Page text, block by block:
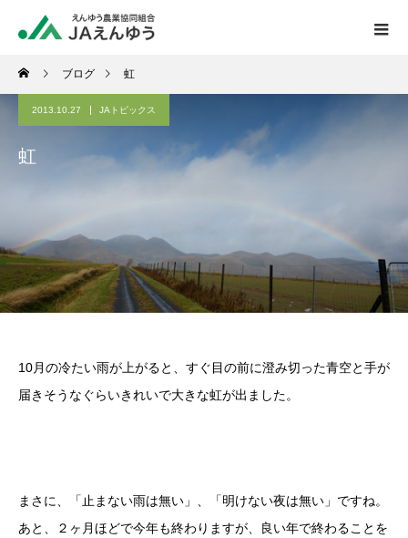
ブログ 虹
2013.10.27 JAトピックス
虹
10月の冷たい雨が上がると、すぐ目の前に澄み切った青空と手が
届きそうなぐらいきれいで大きな虹が出ました。
まさに、「止まない雨は無い」、「明けない夜は無い」ですね。
あと、２ヶ月ほどで今年も終わりますが、良い年で終わることを